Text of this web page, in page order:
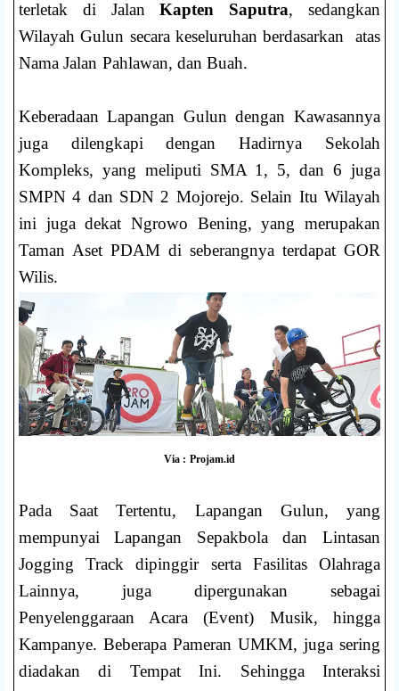
terletak di JalanKapten Saputra, sedangkan
Wilayah Gulun secara keseluruhan berdasarkan atas
Nama Jalan Pahlawan, dan Buah.
Keberadaan Lapangan Gulun dengan Kawasannya
juga dilengkapi dengan Hadirnya Sekolah
Kompleks, yang meliputi SMA 1, 5, dan 6 juga
SMPN 4 dan SDN 2 Mojorejo. Selain Itu Wilayah
ini juga dekat Ngrowo Bening, yang merupakan
Taman Aset PDAM di seberangnya terdapat GOR
Wilis.
Via : Projam.id
Pada Saat Tertentu, Lapangan Gulun, yang
mempunyai Lapangan Sepakbola dan Lintasan
Jogging Track dipinggir serta Fasilitas Olahraga
Lainnya, juga dipergunakan sebagai
Penyelenggaraan Acara (Event) Musik, hingga
Kampanye. Beberapa Pameran UMKM, juga sering
diadakan di Tempat Ini. Sehingga Interaksi